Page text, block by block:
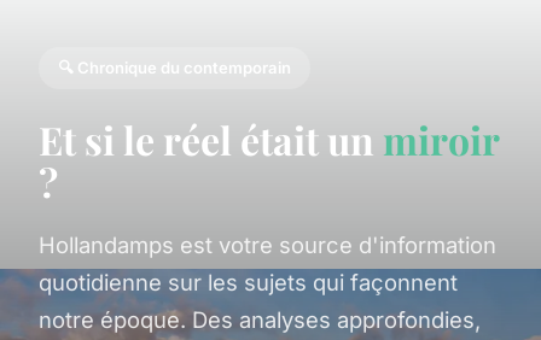
🔍 Chronique du contemporain
Et si le réel était un miroir
?
Hollandamps est votre source d'information
quotidienne sur les sujets qui façonnent
notre époque. Des analyses approfondies,